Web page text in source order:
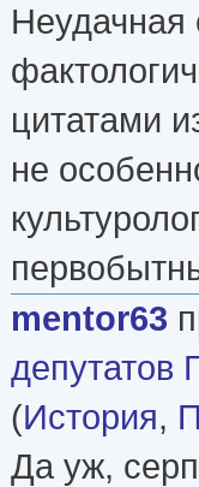
Неудачная
цитатами
не
mentor63
депутатов
(История,
Да уж,